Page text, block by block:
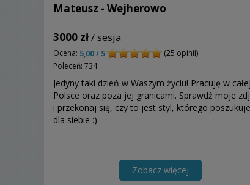
Mateusz - Wejherowo
3000 zł/ sesja
Ocena: 5,00 / 5
(25 opinii)
Poleceń: 734
Jedyny taki dzień w Waszym życiu! Pracuję w całej
Polsce oraz poza jej granicami. Sprawdź moje
i przekonaj się, czy to jest styl, którego
dla siebie :)
Zobacz więcej